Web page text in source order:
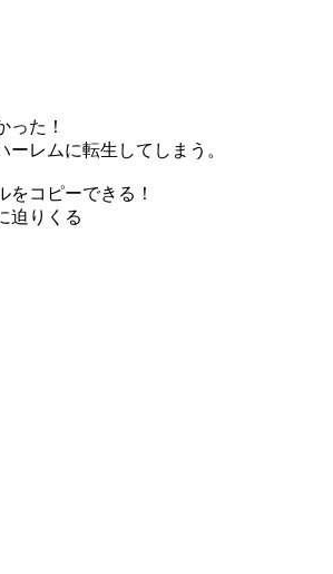
った！
レムに転生してしまう。
コピーできる！
迫りくる